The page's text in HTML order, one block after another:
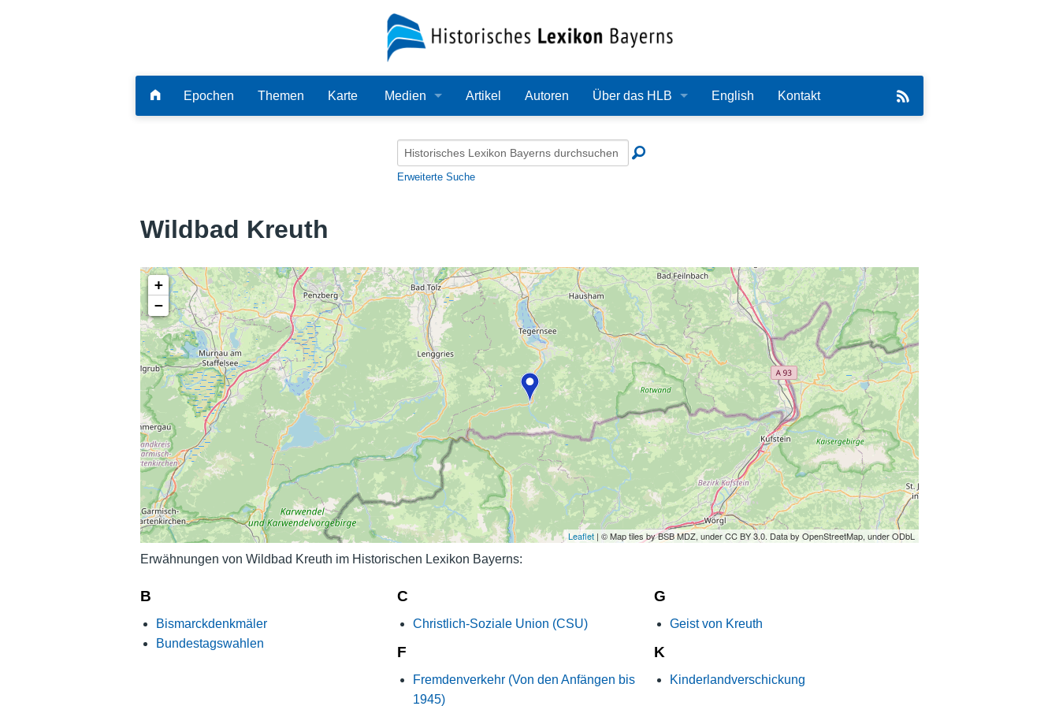
Epochen Themen Karte Medien
Audio
Alle Dateien
Artikel Autoren Über das HLB
Redaktion
Bearbeitungsstand
Zehn Jahre HLB
Häufige Fragen
Nutzungshinweise
English Kontakt
Erweiterte Suche
Wildbad Kreuth
+
−
Leaflet | © Map tiles by BSB MDZ, under CC BY 3.0. Data by OpenStreetMap, under ODbL
Erwähnungen von Wildbad Kreuth im Historischen Lexikon Bayerns:
B
Bismarckdenkmäler
Bundestagswahlen
C
Christlich-Soziale Union (CSU)
F
Fremdenverkehr (Von den Anfängen bis
1945)
G
Geist von Kreuth
K
Kinderlandverschickung